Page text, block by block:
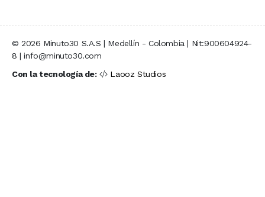
© 2026 Minuto30 S.A.S | Medellín - Colombia | Nit:900604924-
8 | info@minuto30.com
Con la tecnología de:
Laooz Studios